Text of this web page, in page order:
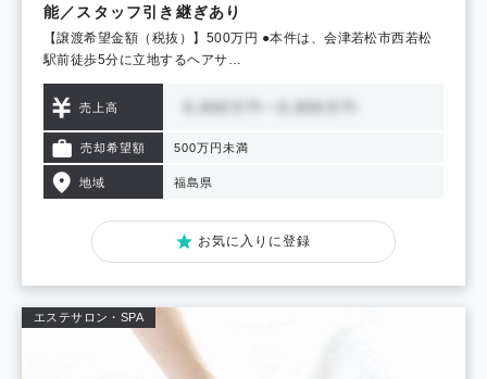
能／スタッフ引き継ぎあり
【譲渡希望金額（税抜）】500万円 ●本件は、会津若松市西若松
駅前徒歩5分に立地するヘアサ…
売上高
売却希望額 500万円未満
地域 福島県
お気に入りに登録
エステサロン・SPA